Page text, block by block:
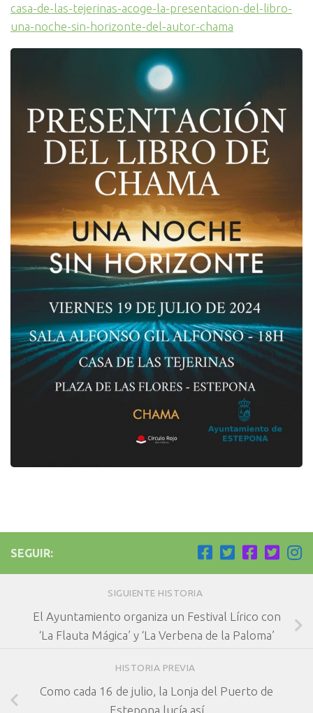
casa-de-las-tejerinas-acoge-la-presentacion-del-libro-
una-noche-sin-horizonte-del-autor-chama
SEGUIR:
SIGUIENTE HISTORIA
El Ayuntamiento organiza un Festival Lírico con
‘La Flauta Mágica’ y ‘La Verbena de la Paloma’
HISTORIA PREVIA
Como cada 16 de julio, la Lonja del Puerto de
Estepona lucía así